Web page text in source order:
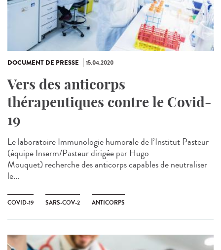
DOCUMENT DE PRESSE 15.04.2020
Vers des anticorps
thérapeutiques contre le Covid-
19
Le laboratoire Immunologie humorale de l’Institut Pasteur
(équipe Inserm/Pasteur dirigée par Hugo
Mouquet) recherche des anticorps capables de neutraliser
le...
COVID-19 SARS-COV-2 ANTICORPS